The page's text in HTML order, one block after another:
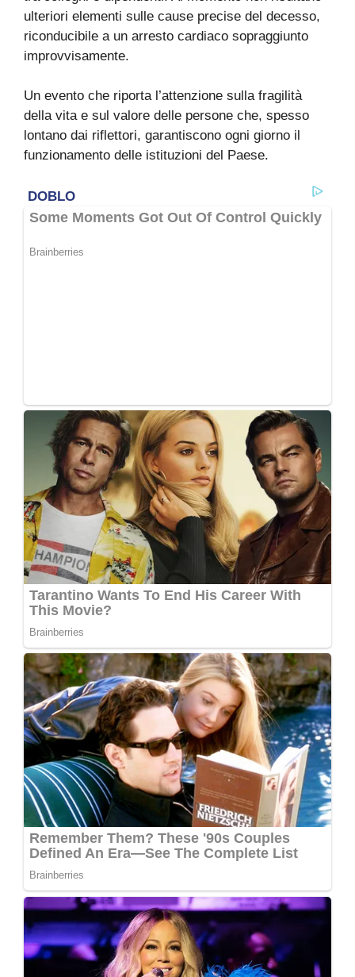
ulteriori elementi sulle cause precise del decesso,
riconducibile a un arresto cardiaco sopraggiunto
improvvisamente.
Un evento che riporta l’attenzione sulla fragilità
della vita e sul valore delle persone che, spesso
lontano dai riflettori, garantiscono ogni giorno il
funzionamento delle istituzioni del Paese.